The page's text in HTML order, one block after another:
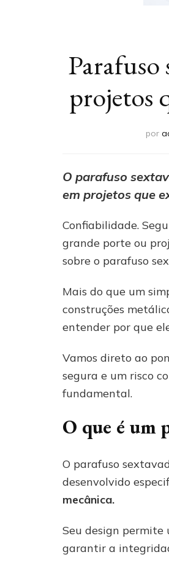
Parafuso
projetos
por
O parafuso
em projetos que
Confiabilidade.
grande porte ou
sobre o parafuso
Mais do que um
construções
entender por que
Vamos direto ao
segura e um risco
fundamental.
O que é um
O parafuso
desenvolvido
mecânica.
Seu design permite
garantir a